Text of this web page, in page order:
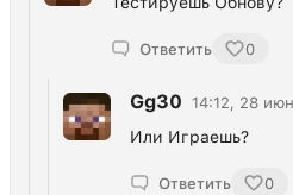
Ответить 0
Gg30 14:12, 28
Или Играешь?
Ответить 0